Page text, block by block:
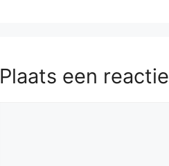
Plaats een reactie